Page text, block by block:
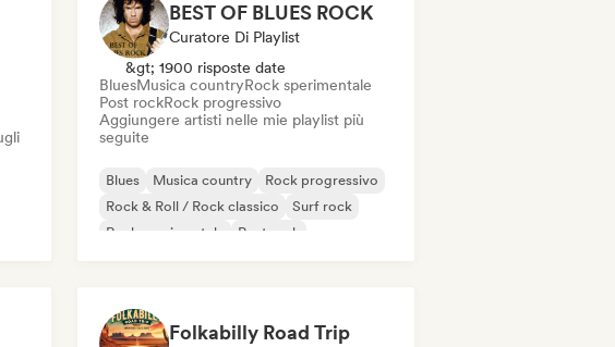
BEST OF BLUES ROCK
Curatore Di Playlist
&gt; 1900 risposte date
BluesMusica countryRock sperimentale
Post rockRock progressivo
Aggiungere artisti nelle mie playlist più
seguite
Blues Musica country
Rock progressivo
Rock & Roll / Rock classico
Surf rock
Rock sperimentale
Post rock
Folkabilly Road Trip